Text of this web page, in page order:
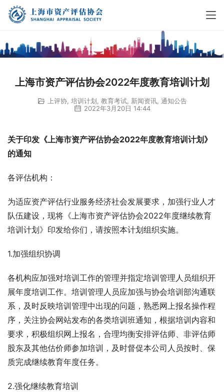
上海市资产评估协会2022年度教育培训计划
上评协, 培训计划 教育考试 新闻资讯, 通知公告
2022年3月20日 14:44
关于印发《上海市资产评估协会2022年度教育培训计划》
的通知
各评估机构：
为适应资产评估行业服务经济社会发展要求，加强行业人才
队伍建设，现将《上海市资产评估协会2022年度继续教育
培训计划》印发给你们，请按照本计划组织实施。
1.加强组织协调
各机构应加强对培训工作的管理并指定培训管理人员组织开
展年度培训工作。培训管理人员应加强与协会培训部沟通联
系，及时反映培训管理中出现的问题，熟悉网上报名操作程
序，关注协会网站发布的各类培训班通知，根据培训内容和
要求，积极组织网上报名，合理均衡安排评估师、非评估师
股东及其他估价师参加培训，及时督促本公司人员按时、保
质完成继续教育年度任务。
2.强化继续教育培训